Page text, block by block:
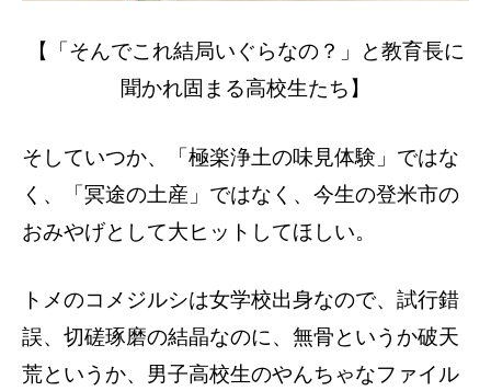
【「そんでこれ結局いぐらなの？」と教育長に
聞かれ固まる高校生たち】
そしていつか、「極楽浄土の味見体験」ではな
く、「冥途の土産」ではなく、今生の登米市の
おみやげとして大ヒットしてほしい。
トメのコメジルシは女学校出身なので、試行錯
誤、切磋琢磨の結晶なのに、無骨というか破天
荒というか、男子高校生のやんちゃなファイル